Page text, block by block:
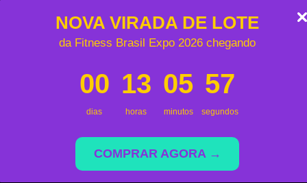
NOVA VIRADA DE LOTE
da Fitness Brasil Expo 2026 chegando
00
dias
13
horas
05
minutos
56
segundos
COMPRAR AGORA →